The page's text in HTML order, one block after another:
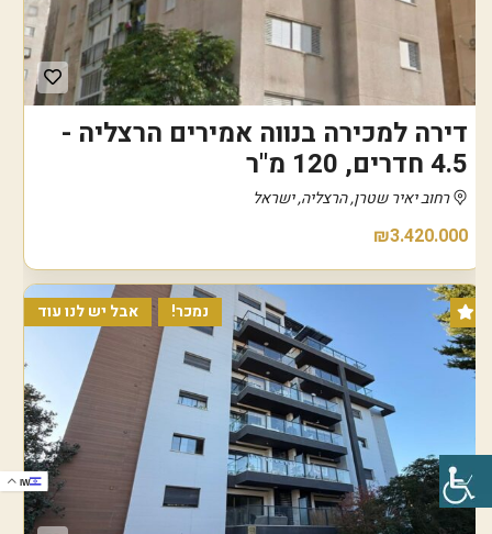
דירה למכירה בנווה אמירים הרצליה -
4.5 חדרים, 120 מ"ר
רחוב יאיר שטרן, הרצליה, ישראל
₪3.420.000
אבל יש לנו עוד נמכר!
IW